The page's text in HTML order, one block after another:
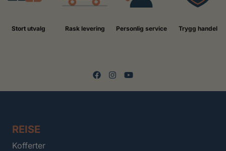
Stort utvalg Rask levering Personlig service Trygg handel
REISE
Kofferter